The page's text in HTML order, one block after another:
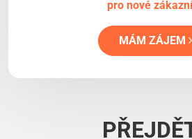
pro nové
MÁM ZÁJEM